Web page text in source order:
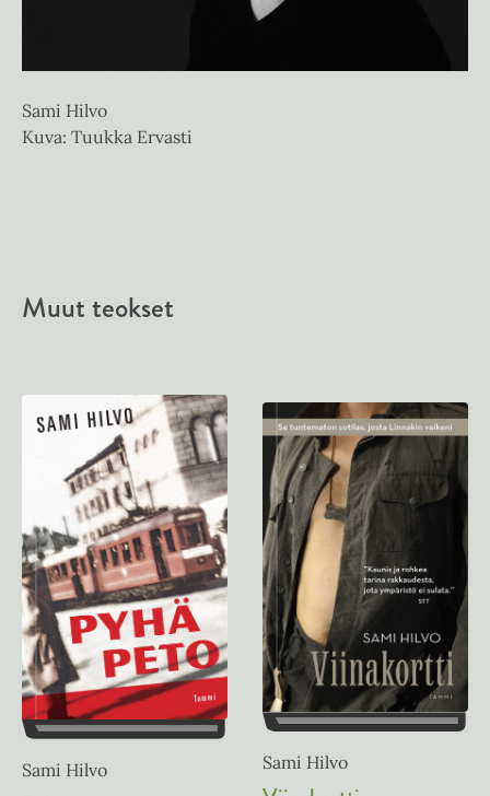
Sami Hilvo
Kuva: Tuukka Ervasti
Muut teokset
Sami Hilvo Sami Hilvo